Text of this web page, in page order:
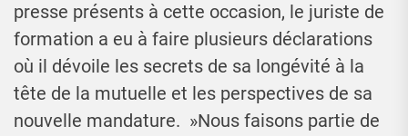
presse présents à cette occasion, le juriste de
formation a eu à faire plusieurs déclarations
où il dévoile les secrets de sa longévité à la
tête de la mutuelle et les perspectives de sa
nouvelle mandature. »Nous faisons partie de